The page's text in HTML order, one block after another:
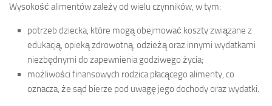
Wysokość alimentów zależy od wielu czynników, w tym:
potrzeb dziecka, które mogą obejmować koszty związane z
edukacją, opieką zdrowotną, odzieżą oraz innymi wydatkami
niezbędnymi do zapewnienia godziwego życia;
możliwości finansowych rodzica płacącego alimenty, co
oznacza, że sąd bierze pod uwagę jego dochody oraz wydatki.